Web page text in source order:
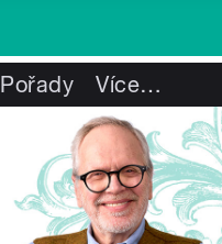
Pořady Více…